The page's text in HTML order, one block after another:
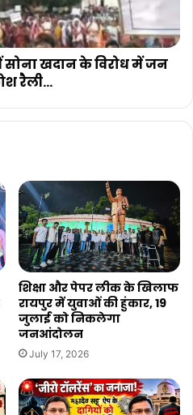
खदान के विरोध में जन
रैली...
शिक्षा और पेपर लीक के खिलाफ
रायपुर में युवाओं की हुंकार, 19
जुलाई को निकलेगा
जनआंदोलन
July 17, 2026